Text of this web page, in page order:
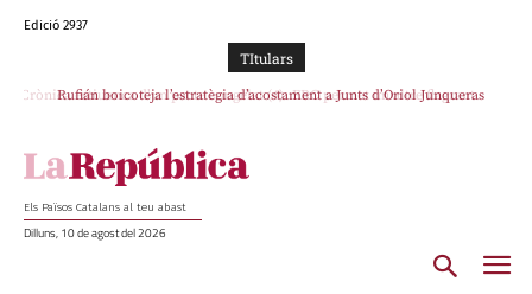
Edició 2937
TItulars
Rufián boicoteja l’estratègia d’acostament a Junts d’Oriol Junqueras
Els Països Catalans al teu abast
Dilluns, 10 de agost del 2026